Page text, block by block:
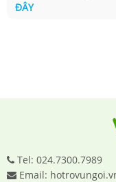
ĐÂY
Tel: 024.7300.7989
Email: